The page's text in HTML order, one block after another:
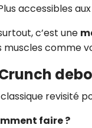
accessibles
c’est une
muscles comme
Crunch
revisité
faire ?